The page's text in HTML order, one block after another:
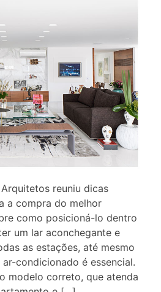
reuniu dicas
a compra do melhor
como posicioná-lo dentro
um lar aconchegante e
as estações, até mesmo
condicionado é essencial.
modelo correto, que atenda